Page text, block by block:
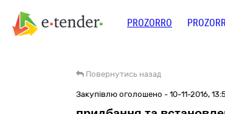
PROZORRO
Повернутись назад
Закупівлю оголошено - 10-11-2016,